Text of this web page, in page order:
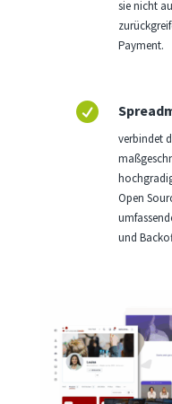
sie nicht
Payment.

verbindet
Open
und